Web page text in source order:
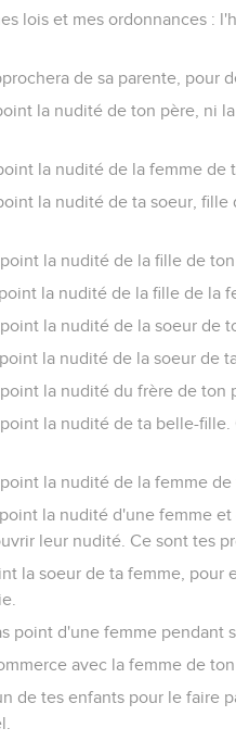
lois et mes ordonnances :
de sa parente, pour
la nudité de ton père, ni
la nudité de la femme de
la nudité de ta soeur,
la nudité de la fille de
la nudité de la fille de la
la nudité de la soeur de
la nudité de la soeur de
la nudité du frère de ton
la nudité de ta belle-
la nudité de la femme
la nudité d'une femme
leur nudité. Ce sont tes
la soeur de ta femme,
point d'une femme pendant
avec la femme de
de tes enfants pour le faire